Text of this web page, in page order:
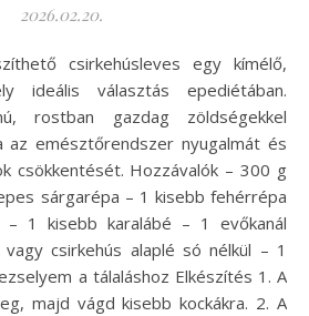
2026.02.20.
ideális választás epediétában.
rostban gazdag zöldségekkel
az emésztőrendszer nyugalmát és
csökkentését. Hozzávalók – 300 g
sárgarépa – 1 kisebb fehérrépa
1 kisebb karalábé – 1 evőkanál
csirkehús alaplé só nélkül – 1
a tálaláshoz Elkészítés 1. A
majd vágd kisebb kockákra. 2. A